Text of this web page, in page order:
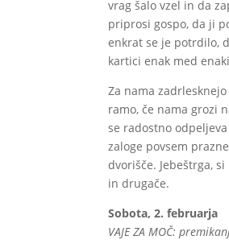
vrag šalo vzel in da
priprosi gospo, da ji
enkrat se je potrdilo,
kartici enak med
Za nama
ramo, če nama grozi
se radostno
zaloge povsem
dvorišče. Jebeštrga,
in drugače.
Sobota, 2. februarja
VAJE ZA MOČ: